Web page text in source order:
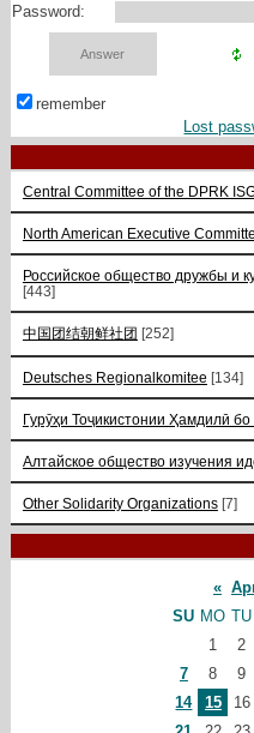
Password:
remember
Lost
Central Committee of the DPRK
North American Executive
Российское общество дружбы и
[443]
中国团结朝鲜社团 [252]
Deutsches Regionalkomitee [134]
Гурӯҳи Тоҷикистонии Ҳамдилӣ
Алтайское общество изучения
Other Solidarity Organizations [7]
«
SU MO TU
1
2
7
8 9
14
15 16